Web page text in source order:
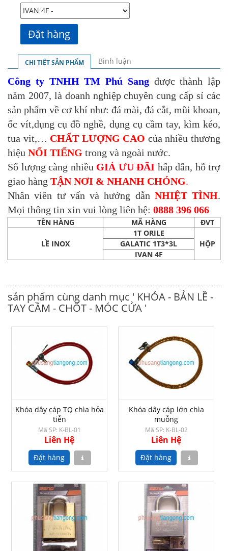
CHI TIẾT SẢN PHẨM Bình luận
Công ty TNHH TM Phú Sang được thành lập
năm 2007, là doanh nghiệp chuyên cung cấp sỉ các
sản phẩm về cơ khí như: đá mài, đá cắt, mũi khoan,
ốc vít,dụng cụ đồ nghề, dụng cụ cầm tay, kìm kéo,
tua vit,… CHẤT LƯỢNG CAO của nhiều thương
hiệu NỔI TIẾNG trong và ngoài nước.
Số lượng càng nhiều GIÁ ƯU ĐÃI hấp dẫn, hỗ trợ
giao hàng TẬN NƠI & NHANH CHÓNG.
Nhân viên tư vấn và hướng dẫn NHIỆT TÌNH.
Mọi thông tin xin vui lòng liên hệ: 0888 396 066
TÊN HÀNG MÃ HÀNG ĐVT
LỀ INOX
1T ORILE
HỘP
GALATIC 1T3*3L
IVAN 4F
sản phẩm cùng danh mục ' KHÓA - BẢN LỀ -
TAY CẦM - CHỐT - MÓC CỬA '
Khóa dây cáp TQ chìa hỏa
tiễn
Mã SP: K-BL-01
Liên Hệ
Khóa dây cáp lớn chìa
muỗng
Mã SP: K-BL-02
Liên Hệ